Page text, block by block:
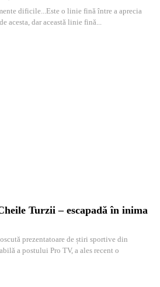
dificile...Este o linie fină între a aprecia
acesta, dar această linie fină...
Turzii – escapadă în inima
prezentatoare de știri sportive din
a postului Pro TV, a ales recent o